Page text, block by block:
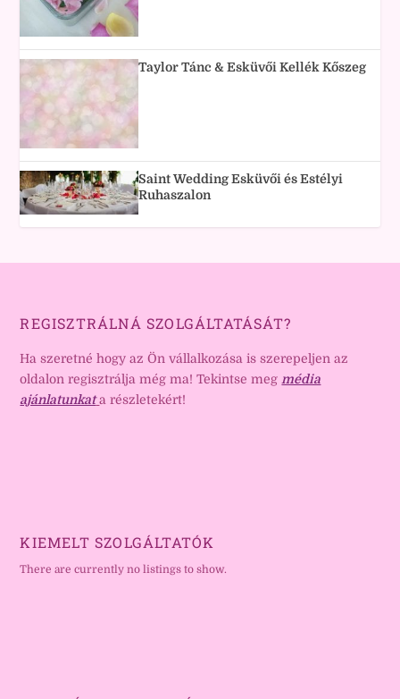
Taylor Tánc & Esküvői Kellék Kőszeg
Saint Wedding Esküvői és Estélyi
Ruhaszalon
REGISZTRÁLNÁ SZOLGÁLTATÁSÁT?
Ha szeretné hogy az Ön vállalkozása is szerepeljen az
oldalon regisztrálja még ma! Tekintse meg média
ajánlatunkat a részletekért!
KIEMELT SZOLGÁLTATÓK
There are currently no listings to show.